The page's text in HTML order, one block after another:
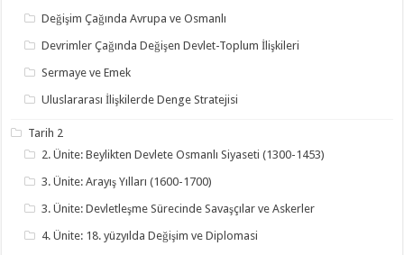
Değişim Çağında Avrupa ve Osmanlı
Devrimler Çağında Değişen Devlet-Toplum İlişkileri
Sermaye ve Emek
Uluslararası İlişkilerde Denge Stratejisi
Tarih 2
2. Ünite: Beylikten Devlete Osmanlı Siyaseti (1300-1453)
3. Ünite: Arayış Yılları (1600-1700)
3. Ünite: Devletleşme Sürecinde Savaşçılar ve Askerler
4. Ünite: 18. yüzyılda Değişim ve Diplomasi